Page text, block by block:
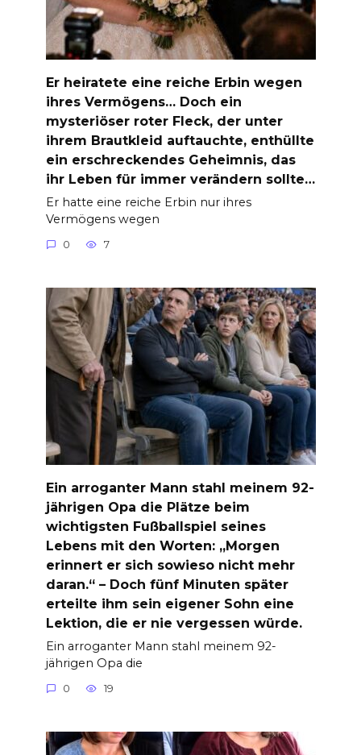
Er heiratete eine reiche Erbin wegen
ihres Vermögens… Doch ein
mysteriöser roter Fleck, der unter
ihrem Brautkleid auftauchte, enthüllte
ein erschreckendes Geheimnis, das
ihr Leben für immer verändern sollte…
Er hatte eine reiche Erbin nur ihres
Vermögens wegen
0 7
Ein arroganter Mann stahl meinem 92-
jährigen Opa die Plätze beim
wichtigsten Fußballspiel seines
Lebens mit den Worten: „Morgen
erinnert er sich sowieso nicht mehr
daran.“ – Doch fünf Minuten später
erteilte ihm sein eigener Sohn eine
Lektion, die er nie vergessen würde.
Ein arroganter Mann stahl meinem 92-
jährigen Opa die
0 19